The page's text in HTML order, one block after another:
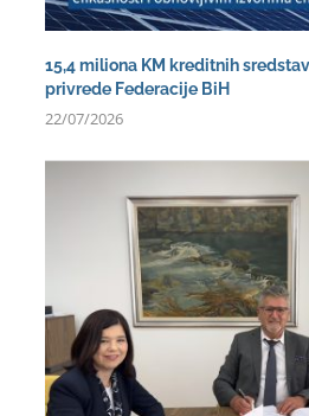
15,4 miliona KM kreditnih
privrede Federacije BiH
22/07/2026